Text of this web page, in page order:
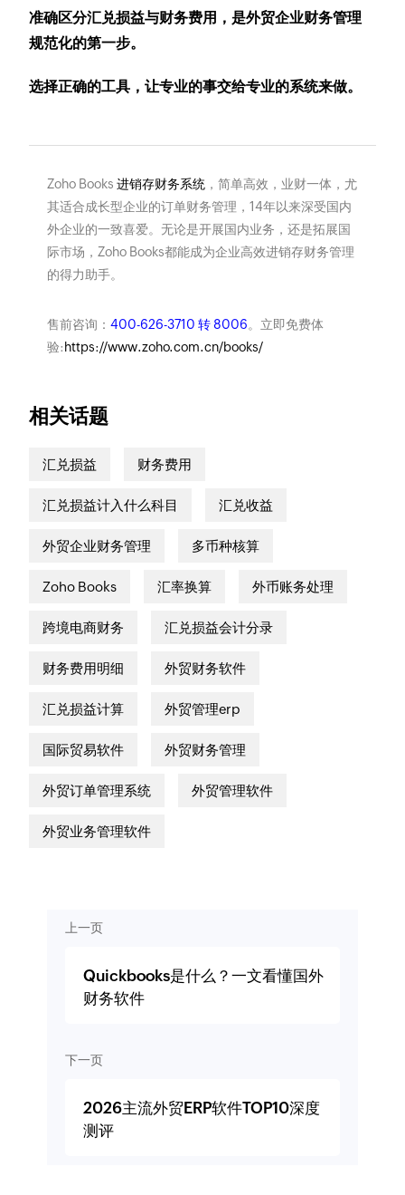
准确区分汇兑损益与财务费用，是外贸企业财务管理
规范化的第一步。
选择正确的工具，让专业的事交给专业的系统来做。
Zoho Books 进销存财务系统，简单高效，业财一体，尤
其适合成长型企业的订单财务管理，14年以来深受国内
外企业的一致喜爱。无论是开展国内业务，还是拓展国
际市场，Zoho Books都能成为企业高效进销存财务管理
的得力助手。
售前咨询： 400-626-3710 转 8006。立即免费体
验: https://www.zoho.com.cn/books/
相关话题
汇兑损益 财务费用
汇兑损益计入什么科目 汇兑收益
外贸企业财务管理 多币种核算
Zoho Books 汇率换算 外币账务处理
跨境电商财务 汇兑损益会计分录
财务费用明细 外贸财务软件
汇兑损益计算 外贸管理erp
国际贸易软件 外贸财务管理
外贸订单管理系统 外贸管理软件
外贸业务管理软件
上一页
Quickbooks是什么？一文看懂国外
财务软件
下一页
2026主流外贸ERP软件TOP10深度
测评